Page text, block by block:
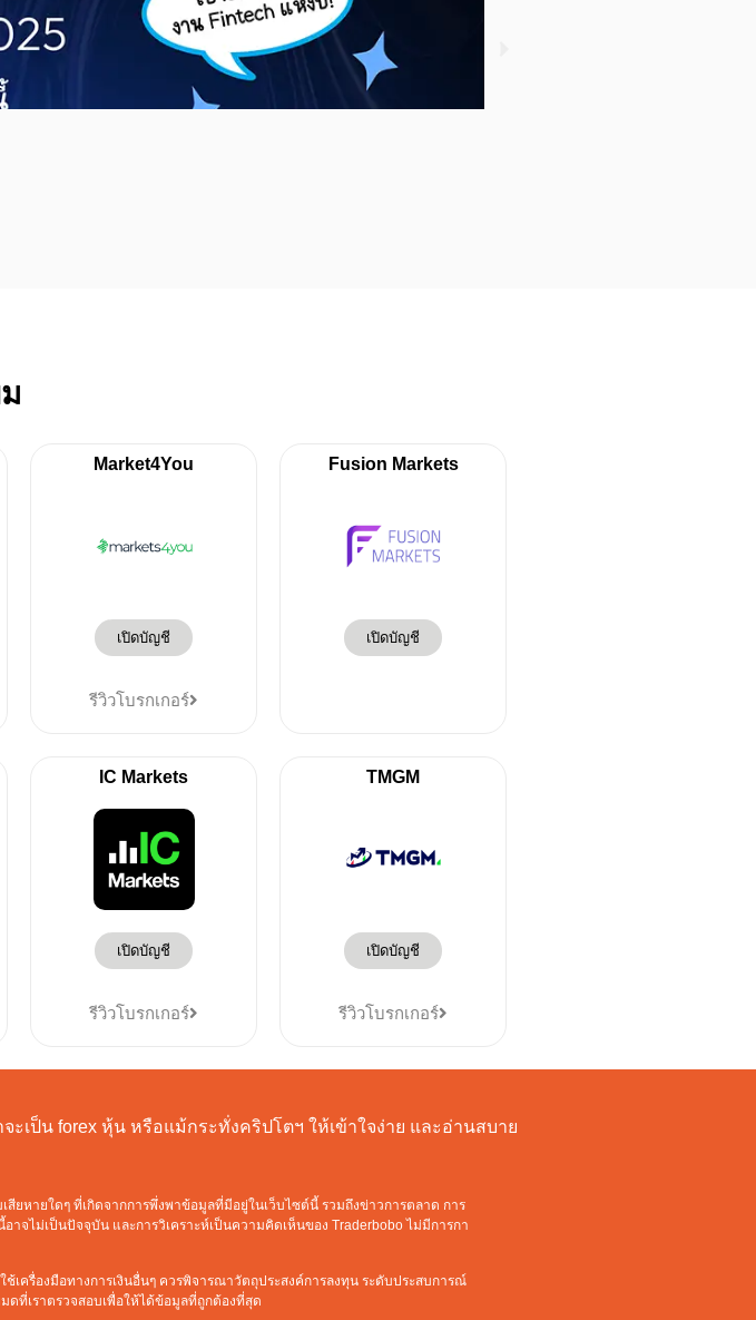
Market4You
เปิดบัญชี
รีวิวโบรกเกอร์
Fusion Markets
เปิดบัญชี
IC Markets
เปิดบัญชี
รีวิวโบรกเกอร์
TMGM
เปิดบัญชี
รีวิวโบรกเกอร์
ะเป็น forex หุ้น หรือแม้กระทั่งคริปโตฯ ให้เข้าใจง่าย และอ่านสบาย
หายใดๆ ที่เกิดจากการพึ่งพาข้อมูลที่มีอยู่ในเว็บไซต์นี้ รวมถึงข่าวการตลาด การ
จไม่เป็นปัจจุบัน และการวิเคราะห์เป็นความคิดเห็นของ Traderbobo ไม่มีการกา
เครื่องมือทางการเงินอื่นๆ ควรพิจารณาวัตถุประสงค์การลงทุน ระดับประสบการณ์
ดที่เราตรวจสอบเพื่อให้ได้ข้อมูลที่ถูกต้องที่สุด